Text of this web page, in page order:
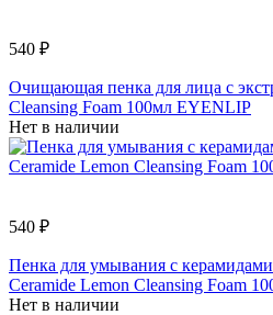
540 ₽
Очищающая пенка для лица с
Cleansing Foam 100мл EYENLIP
Нет в наличии
540 ₽
Пенка для умывания с
Ceramide Lemon Cleansing Foam
Нет в наличии